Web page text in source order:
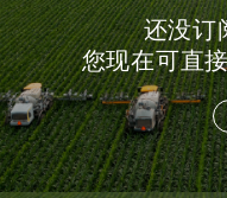
还没订
您现在可直